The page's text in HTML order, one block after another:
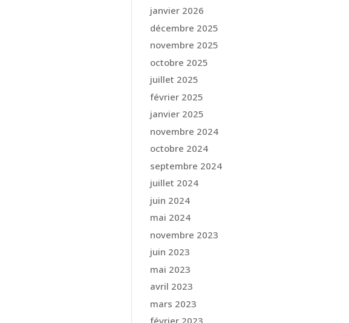
janvier 2026
décembre 2025
novembre 2025
octobre 2025
juillet 2025
février 2025
janvier 2025
novembre 2024
octobre 2024
septembre 2024
juillet 2024
juin 2024
mai 2024
novembre 2023
juin 2023
mai 2023
avril 2023
mars 2023
février 2023